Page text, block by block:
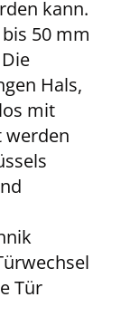
kann.
50 mm
Hals,
mit
werden
Tür